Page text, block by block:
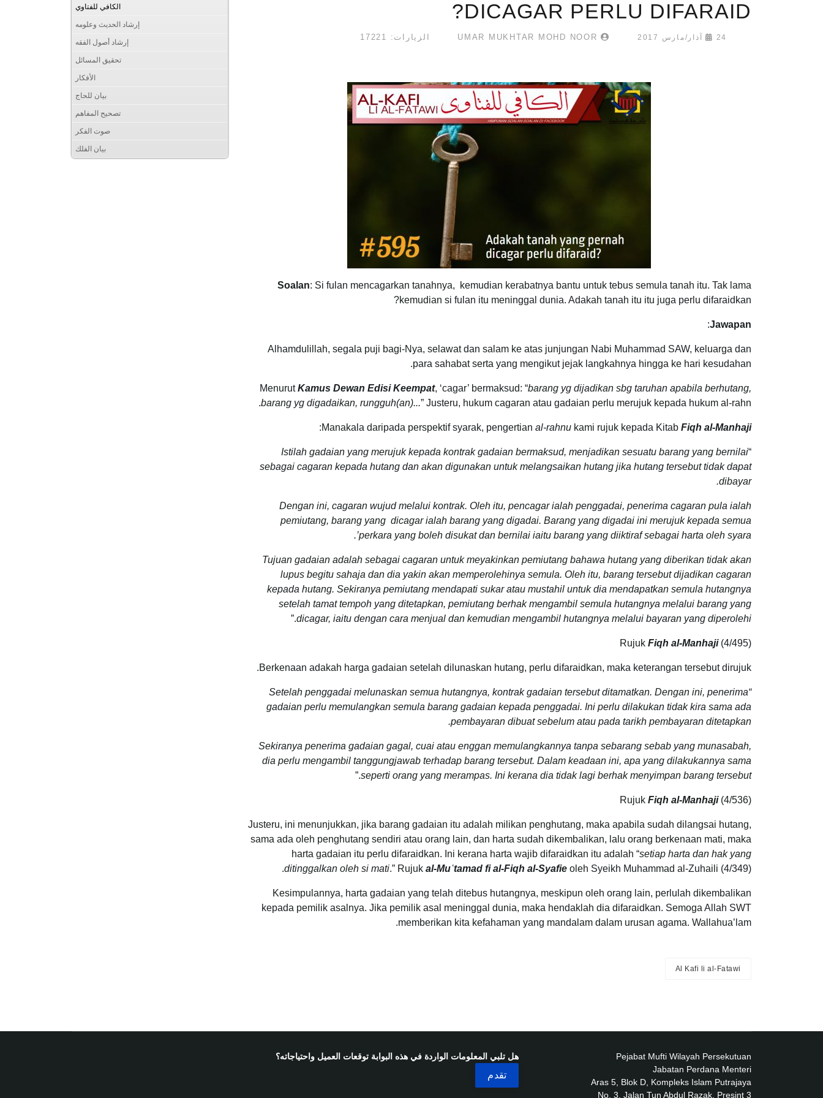
DICAGAR PERLU DIFARAID?
24 آذار/مارس 2017 UMAR MUKHTAR MOHD NOOR الزيارات: 17221
Soalan: Si fulan mencagarkan tanahnya, kemudian kerabatnya bantu untuk tebus semula tanah itu. Tak lama
kemudian si fulan itu meninggal dunia. Adakah tanah itu itu juga perlu difaraidkan?
Jawapan
:
Alhamdulillah, segala puji bagi-Nya, selawat dan salam ke atas junjungan Nabi Muhammad SAW, keluarga dan
para sahabat serta yang mengikut jejak langkahnya hingga ke hari kesudahan.
MenurutKamus Dewan Edisi Keempat, ‘cagar’ bermaksud: “barang yg dijadikan sbg taruhan apabila berhutang,
barang yg digadai­kan, rungguh(an)...” Justeru, hukum cagaran atau gadaian perlu merujuk kepada hukum al-rahn.
Manakala daripada perspektif syarak, pengertian al-rahnu kami rujuk kepada Kitab Fiqh al-Manhaji
:
“
Istilah gadaian yang merujuk kepada kontrak gadaian bermaksud, menjadikan sesuatu barang yang bernilai
sebagai cagaran kepada hutang dan akan digunakan untuk melangsaikan hutang jika hutang tersebut tidak dapat
dibayar.
Dengan ini, cagaran wujud melalui kontrak. Oleh itu, pencagar ialah penggadai, penerima cagaran pula ialah
pemiutang, barang yang dicagar ialah barang yang digadai. Barang yang digadai ini merujuk kepada semua
perkara yang boleh disukat dan bernilai iaitu barang yang diiktiraf sebagai harta oleh syara’.
Tujuan gadaian adalah sebagai cagaran untuk meyakinkan pemiutang bahawa hutang yang diberikan tidak akan
lupus begitu sahaja dan dia yakin akan memperolehinya semula. Oleh itu, barang tersebut dijadikan cagaran
kepada hutang. Sekiranya pemiutang mendapati sukar atau mustahil untuk dia mendapatkan semula hutangnya
setelah tamat tempoh yang ditetapkan, pemiutang berhak mengambil semula hutangnya melalui barang yang
dicagar, iaitu dengan cara menjual dan kemudian mengambil hutangnya melalui bayaran yang diperolehi
.”
Rujuk Fiqh al-Manhaji(4/495)
Berkenaan adakah harga gadaian setelah dilunaskan hutang, perlu difaraidkan, maka keterangan tersebut dirujuk.
“Setelah penggadai melunaskan semua hutangnya, kontrak gadaian tersebut ditamatkan. Dengan ini, penerima
gadaian perlu memulangkan semula barang gadaian kepada penggadai. Ini perlu dilakukan tidak kira sama ada
pembayaran dibuat sebelum atau pada tarikh pembayaran ditetapkan.
Sekiranya penerima gadaian gagal, cuai atau enggan memulangkannya tanpa sebarang sebab yang munasabah,
dia perlu mengambil tanggungjawab terhadap barang tersebut. Dalam keadaan ini, apa yang dilakukannya sama
seperti orang yang merampas. Ini kerana dia tidak lagi berhak menyimpan barang tersebut
.”
Rujuk Fiqh al-Manhaji(4/536)
Justeru, ini menunjukkan, jika barang gadaian itu adalah milikan penghutang, maka apabila sudah dilangsai hutang,
sama ada oleh penghutang sendiri atau orang lain, dan harta sudah dikembalikan, lalu orang berkenaan mati, maka
harta gadaian itu perlu difaraidkan. Ini kerana harta wajib difaraidkan itu adalah “setiap harta dan hak yang
ditinggalkan oleh si mati.” Rujuk al-Muʿtamad fi al-Fiqh al-Syafie oleh Syeikh Muhammad al-Zuhaili (4/349).
Kesimpulannya, harta gadaian yang telah ditebus hutangnya, meskipun oleh orang lain, perlulah dikembalikan
kepada pemilik asalnya. Jika pemilik asal meninggal dunia, maka hendaklah dia difaraidkan. Semoga Allah SWT
memberikan kita kefahaman yang mandalam dalam urusan agama. Wallahua’lam.
Al Kafi li al-Fatawi
الكافي للفتاوي
إرشاد الحديث وعلومه
إرشاد أصول الفقه
تحقيق المسائل
الأفكار
بيان للحاج
تصحيح المفاهم
صوت الفكر
بيان الفلك
Pejabat Mufti Wilayah Persekutuan
Jabatan Perdana Menteri
Aras 5, Blok D, Kompleks Islam Putrajaya
No. 3, Jalan Tun Abdul Razak, Presint 3
هل تلبي المعلومات الواردة في هذه البوابة توقعات العميل واحتياجاته؟